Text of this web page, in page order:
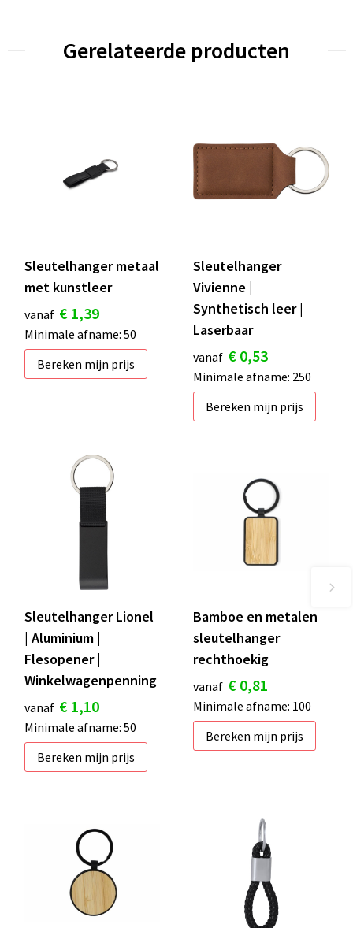
Gerelateerde producten
Sleutelhanger metaal
met kunstleer
vanaf € 1,39
Minimale afname: 50
Bereken mijn prijs
Sleutelhanger
Vivienne |
Synthetisch leer |
Laserbaar
vanaf € 0,53
Minimale afname: 250
Bereken mijn prijs
Sleutelhanger Lionel
| Aluminium |
Flesopener |
Winkelwagenpenning
vanaf € 1,10
Minimale afname: 50
Bereken mijn prijs
Bamboe en metalen
sleutelhanger
rechthoekig
vanaf € 0,81
Minimale afname: 100
Bereken mijn prijs